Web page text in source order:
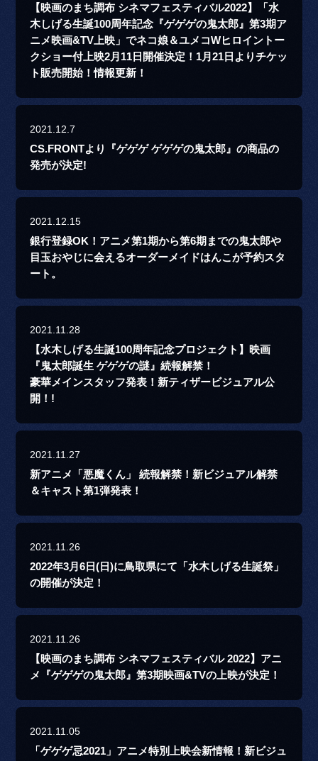
【映画のまち調布 シネマフェスティバル2022】「水
木しげる生誕100周年記念『ゲゲゲの鬼太郎』第3期ア
ニメ映画&TV上映」でネコ娘＆ユメコWヒロイントー
クショー付上映2月11日開催決定！1月21日よりチケッ
ト販売開始！情報更新！
2021.12.7
CS.FRONTより『ゲゲゲ ゲゲゲの鬼太郎』の商品の
発売が決定!
2021.12.15
銀行登録OK！アニメ第1期から第6期までの鬼太郎や
目玉おやじに会えるオーダーメイドはんこが予約スタ
ート。
2021.11.28
【水木しげる生誕100周年記念プロジェクト】映画
『鬼太郎誕生 ゲゲゲの謎』続報解禁！
豪華メインスタッフ発表！新ティザービジュアル公
開！!
2021.11.27
新アニメ「悪魔くん」 続報解禁！新ビジュアル解禁
＆キャスト第1弾発表！
2021.11.26
2022年3月6日(日)に鳥取県にて「水木しげる生誕祭」
の開催が決定！
2021.11.26
【映画のまち調布 シネマフェスティバル 2022】アニ
メ『ゲゲゲの鬼太郎』第3期映画&TVの上映が決定！
2021.11.05
「ゲゲゲ忌2021」アニメ特別上映会新情報！新ビジュ